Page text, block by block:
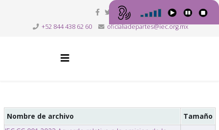
+52 844 438 62 60 oficialiadepartes@iec.org.mx
Nombre de archivo
Tamaño